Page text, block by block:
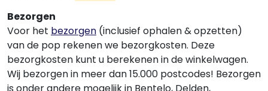
Bezorgen
Voor het bezorgen (inclusief ophalen & opzetten)
van de pop rekenen we bezorgkosten. Deze
bezorgkosten kunt u berekenen in de winkelwagen.
Wij bezorgen in meer dan 15.000 postcodes! Bezorgen
is onder andere mogelijk in Bentelo, Delden,